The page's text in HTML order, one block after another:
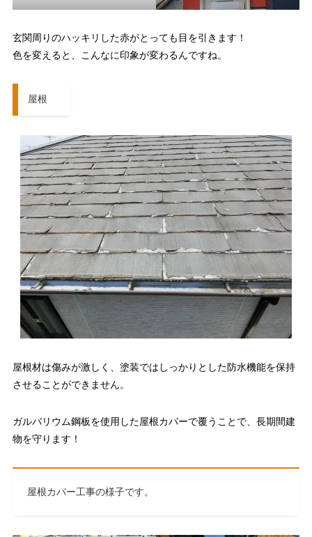
玄関周りのハッキリした赤がとっても目を引きます！
色を変えると、こんなに印象が変わるんですね。
屋根
屋根材は傷みが激しく、塗装ではしっかりとした防水機能を保持
させることができません。
ガルバリウム鋼板を使用した屋根カバーで覆うことで、長期間建
物を守ります！
屋根カバー工事の様子です。